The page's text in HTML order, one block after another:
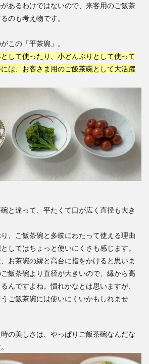
あるわけではないので、来客用のご飯茶
のも考え物です。
この「平茶碗」。
して使ったり、小どんぶりとして使って
は、お客さま用のご飯茶碗として大活躍
と違って、平たくて口が広く直径も大き
、ご飯茶碗と多岐にわたって使える理由
してはちょっと使いにくさも感じます。
お茶碗の縁と高台に指をかけると思いま
飯茶碗より直径が大きいので、縁から高
んですよね。慣れかなとは思いますが、
ご飯茶碗には使いにくいかもしれませ
の美しさは、やっぱりご飯茶碗なんだな